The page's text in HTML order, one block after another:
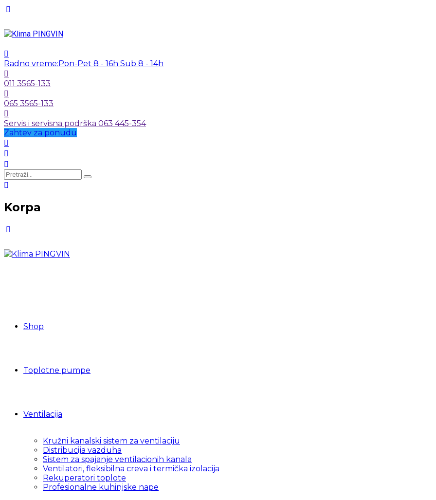
Radno vreme:Pon-Pet 8 - 16h Sub 8 - 14h
011 3565-133
065 3565-133
Servis i servisna podrška 063 445-354
Zahtev za ponudu
Korpa
Shop
Toplotne pumpe
Ventilacija
Kružni kanalski sistem za ventilaciju
Distribucija vazduha
Sistem za spajanje ventilacionih kanala
Ventilatori, fleksibilna creva i termička izolacija
Rekuperatori toplote
Profesionalne kuhinjske nape